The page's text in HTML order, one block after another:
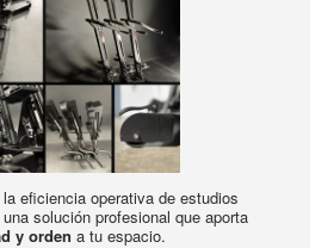
eficiencia operativa de estudios
solución profesional que aporta
y orden a tu espacio.